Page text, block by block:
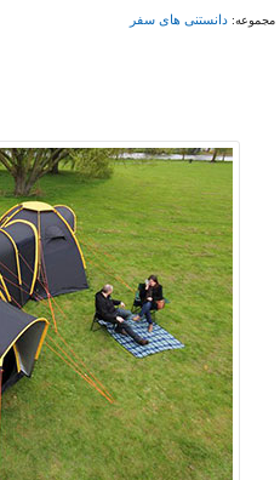
مجموعه:دانستنی های سفر